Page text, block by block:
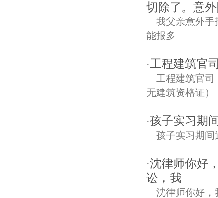
切除了。意
我父亲意外手
能报多
·工程建筑官
工程建筑官司
无建筑资格证
·孩子实习期
孩子实习期间
·沈律师你好
讼，我
沈律师你好，